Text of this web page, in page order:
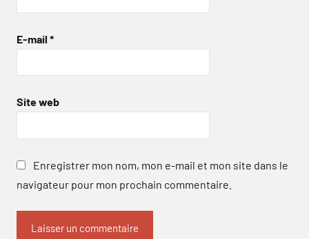
E-mail *
Site web
Enregistrer mon nom, mon e-mail et mon site dans le
navigateur pour mon prochain commentaire.